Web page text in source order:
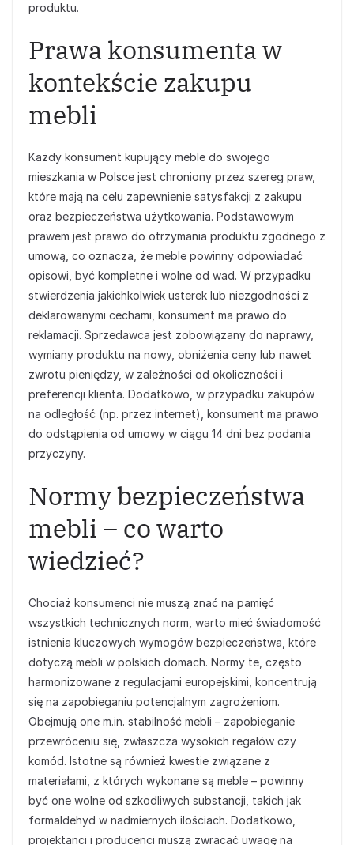
produktu.
Prawa konsumenta w
kontekście zakupu
mebli
Każdy konsument kupujący meble do swojego
mieszkania w Polsce jest chroniony przez szereg praw,
które mają na celu zapewnienie satysfakcji z zakupu
oraz bezpieczeństwa użytkowania. Podstawowym
prawem jest prawo do otrzymania produktu zgodnego z
umową, co oznacza, że meble powinny odpowiadać
opisowi, być kompletne i wolne od wad. W przypadku
stwierdzenia jakichkolwiek usterek lub niezgodności z
deklarowanymi cechami, konsument ma prawo do
reklamacji. Sprzedawca jest zobowiązany do naprawy,
wymiany produktu na nowy, obniżenia ceny lub nawet
zwrotu pieniędzy, w zależności od okoliczności i
preferencji klienta. Dodatkowo, w przypadku zakupów
na odległość (np. przez internet), konsument ma prawo
do odstąpienia od umowy w ciągu 14 dni bez podania
przyczyny.
Normy bezpieczeństwa
mebli – co warto
wiedzieć?
Chociaż konsumenci nie muszą znać na pamięć
wszystkich technicznych norm, warto mieć świadomość
istnienia kluczowych wymogów bezpieczeństwa, które
dotyczą mebli w polskich domach. Normy te, często
harmonizowane z regulacjami europejskimi, koncentrują
się na zapobieganiu potencjalnym zagrożeniom.
Obejmują one m.in. stabilność mebli – zapobieganie
przewróceniu się, zwłaszcza wysokich regałów czy
komód. Istotne są również kwestie związane z
materiałami, z których wykonane są meble – powinny
być one wolne od szkodliwych substancji, takich jak
formaldehyd w nadmiernych ilościach. Dodatkowo,
projektanci i producenci muszą zwracać uwagę na